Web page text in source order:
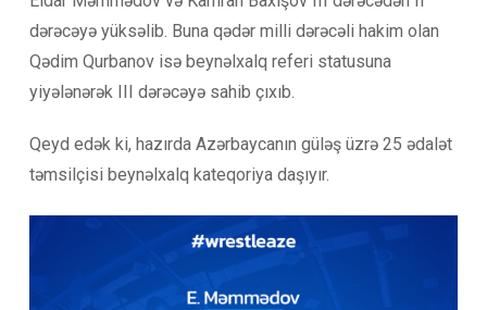
dərəcəyə yüksəlib. Buna qədər milli dərəcəli hakim olan
Qədim Qurbanov isə beynəlxalq referi statusuna
yiyələnərək III dərəcəyə sahib çıxıb.
Qeyd edək ki, hazırda Azərbaycanın güləş üzrə 25 ədalət
təmsilçisi beynəlxalq kateqoriya daşıyır.